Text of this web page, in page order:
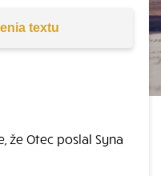
textu
že Otec poslal Syna